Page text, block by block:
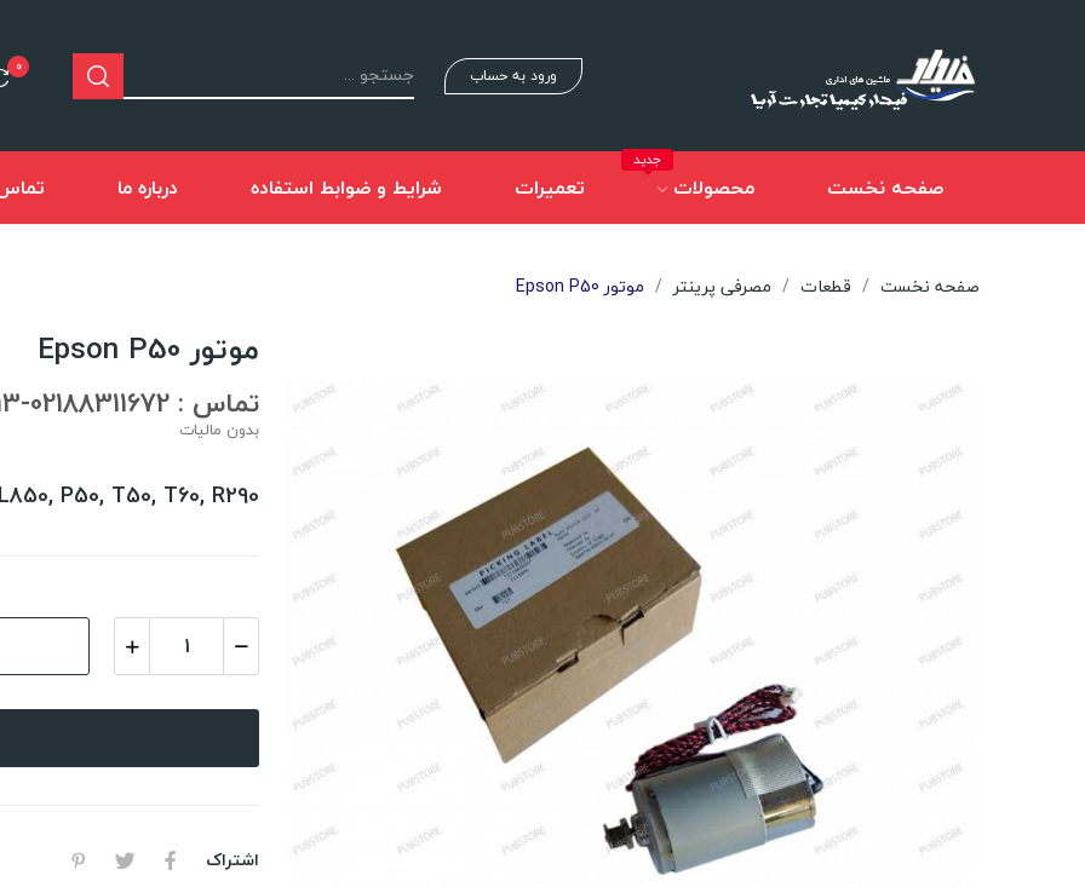
ورود به حساب 0
صفحه نخست محصولات
جدید
تعمیرات شرایط و ضوابط استفاده درباره ما
صفحه نخست قطعات مصرفی پرینتر موتور Epson P50
موتور Epson P50
تماس : 02188311672-02188491013
بدون مالیات
P50, T50, T60, R290
اشتراک